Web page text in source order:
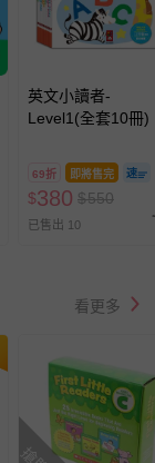
英文小讀者-
Level1(全套10冊)
69折 即將售完
$380 $550
已售出 10
看更多